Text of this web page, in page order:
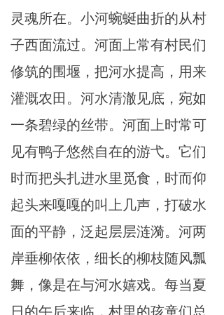
灵魂所在。小河蜿蜒曲折的从村
子西面流过。河面上常有村民们
修筑的围堰，把河水提高 ， 用来
灌溉农田 。河水清澈见底， 宛如
一条碧绿的丝带。河面 上时常可
见有鸭子悠然自在的游弋。 它们
时而把头扎进水里觅食， 时而仰
起头来嘎嘎的叫上 几声，打破水
面的平静， 泛起层层涟漪。河两
岸垂柳依依，细长的柳枝随风瓢
舞，像是在与河水嬉戏。每当夏
日 的午后来临 ，村里的孩童们总